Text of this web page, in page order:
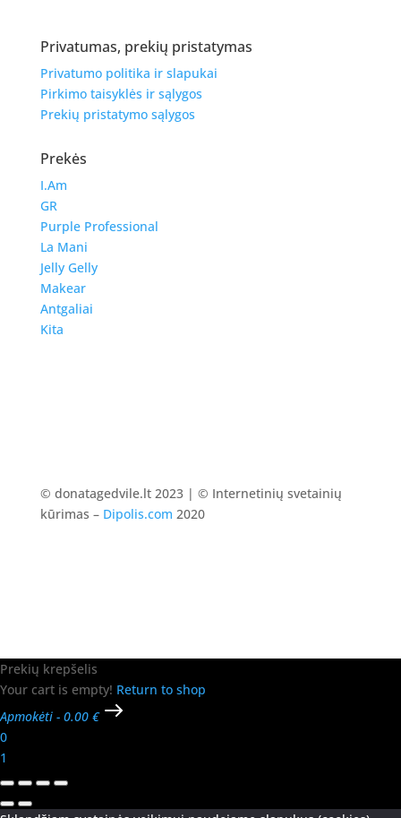
Privatumas, prekių pristatymas
Privatumo politika ir slapukai
Pirkimo taisyklės ir sąlygos
Prekių pristatymo sąlygos
Prekės
I.Am
GR
Purple Professional
La Mani
Jelly Gelly
Makear
Antgaliai
Kita
© donatagedvile.lt 2023 | © Internetinių svetainių
kūrimas – Dipolis.com 2020
Prekių krepšelis
Your cart is empty! Return to shop
Apmokėti - 0.00 €
0
1